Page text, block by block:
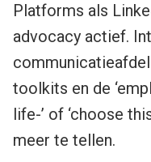
Platforms als
advocacy actief.
toolkits en de
life-’ of ‘choose
meer te tellen.